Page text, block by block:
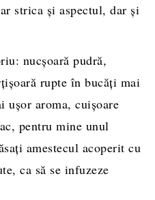
strica și aspectul, dar și
nucșoară pudră,
rupte în bucăți mai
ușor aroma, cuișoare
pentru mine unul
amestecul acoperit cu
ca să se infuzeze